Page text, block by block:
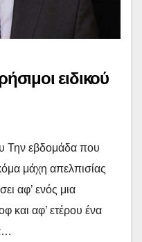
ειδικού
Την εβδομάδα που
μάχη απελπισίας
αφ’ ενός μια
και αφ’ ετέρου ένα